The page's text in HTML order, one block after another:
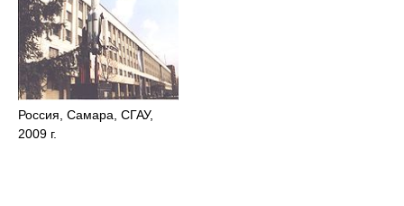
Россия, Самара, СГАУ,
2009 г.